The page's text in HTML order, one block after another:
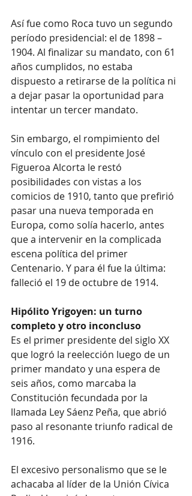
Así fue como Roca tuvo un segundo
período presidencial: el de 1898 –
1904. Al finalizar su mandato, con 61
años cumplidos, no estaba
dispuesto a retirarse de la política ni
a dejar pasar la oportunidad para
intentar un tercer mandato.
Sin embargo, el rompimiento del
vínculo con el presidente José
Figueroa Alcorta le restó
posibilidades con vistas a los
comicios de 1910, tanto que prefirió
pasar una nueva temporada en
Europa, como solía hacerlo, antes
que a intervenir en la complicada
escena política del primer
Centenario. Y para él fue la última:
falleció el 19 de octubre de 1914.
Hipólito Yrigoyen: un turno
completo y otro inconcluso
Es el primer presidente del siglo XX
que logró la reelección luego de un
primer mandato y una espera de
seis años, como marcaba la
Constitución fecundada por la
llamada Ley Sáenz Peña, que abrió
paso al resonante triunfo radical de
1916.
El excesivo personalismo que se le
achacaba al líder de la Unión Cívica